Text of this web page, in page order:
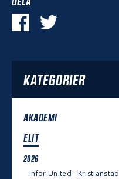
KATEGORIER
AKADEMI
ELIT
2026
Inför United - Kristianstad